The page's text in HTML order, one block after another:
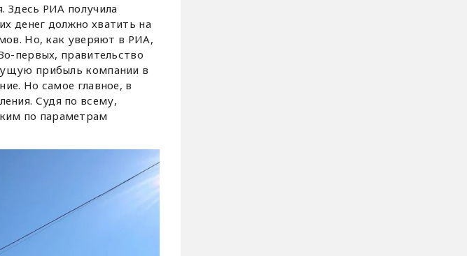
Здесь РИА получила
денег должно хватить на
Но, как уверяют в РИА,
первых, правительство
прибыль компании в
Но самое главное, в
Судя по всему,
по параметрам